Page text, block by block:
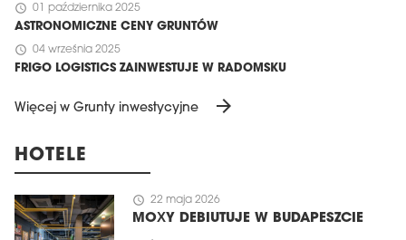
schedule 01 października 2025
ASTRONOMICZNE CENY GRUNTÓW
schedule 04 września 2025
FRIGO LOGISTICS ZAINWESTUJE W RADOMSKU
Więcej w Grunty inwestycyjne arrow_forward
HOTELE
schedule 22 maja 2026
MOXY DEBIUTUJE W BUDAPESZCIE